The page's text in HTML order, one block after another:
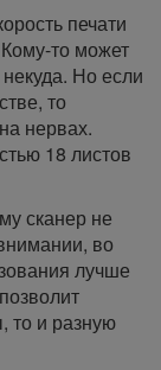
печати
то может
Но если
то
нервах.
18 листов
сканер не
во
лучше
то и разную